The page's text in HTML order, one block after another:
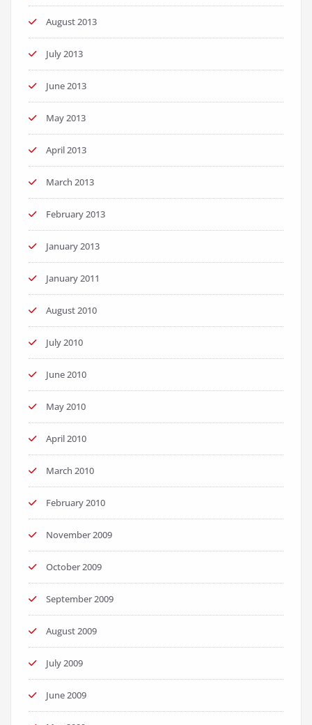
August 2013
July 2013
June 2013
May 2013
April 2013
March 2013
February 2013
January 2013
January 2011
August 2010
July 2010
June 2010
May 2010
April 2010
March 2010
February 2010
November 2009
October 2009
September 2009
August 2009
July 2009
June 2009